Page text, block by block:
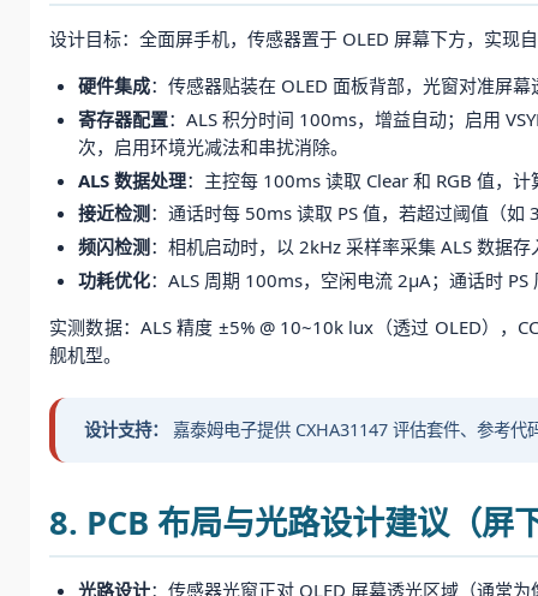
设计目标：全面屏手机，传感器置于 OLED 屏幕下方，实现
硬件集成：传感器贴装在 OLED 面板背部，光窗对准屏
寄存器配置：ALS 积分时间 100ms，增益自动；启用
次，启用环境光减法和串扰消除。
ALS 数据处理：主控每 100ms 读取 Clear 和 RGB 值，
接近检测 ：通话时每 50ms 读取 PS 值，若超过阈值（
频闪检测 ：相机启动时，以 2kHz 采样率采集 ALS 数据
功耗优化：ALS 周期 100ms，空闲电流 2μA；通话时
实测数据：ALS 精度 ±5% @ 10~10k lux（透过 OLED），
舰机型。
设计支持： 嘉泰姆电子提供 CXHA31147 评估套件、参考代
8. PCB 布局与光路设计建议（屏
光路设计：传感器光窗正对 OLED 屏幕透光区域（通常